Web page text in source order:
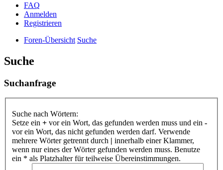
FAQ
Anmelden
Registrieren
Foren-Übersicht Suche
Suche
Suchanfrage
Suche nach Wörtern:
Setze ein + vor ein Wort, das gefunden werden muss und ein -
vor ein Wort, das nicht gefunden werden darf. Verwende
mehrere Wörter getrennt durch | innerhalb einer Klammer,
wenn nur eines der Wörter gefunden werden muss. Benutze
ein * als Platzhalter für teilweise Übereinstimmungen.